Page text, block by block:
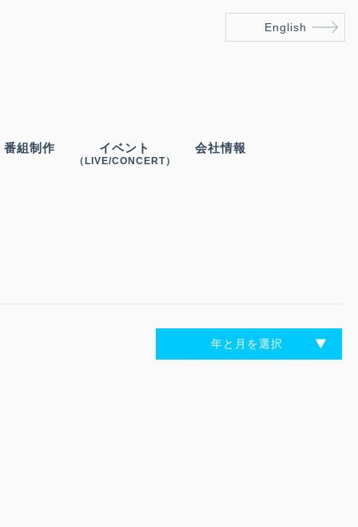
番組制作 イベント
（LIVE/CONCERT）
会社情報
English
年と月を選択